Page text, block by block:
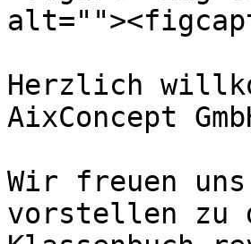
Herzlich
AixConcept
Wir freuen
vorstellen